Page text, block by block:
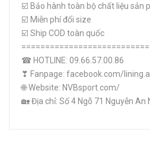
☑️ Bảo hành toàn bộ chất liệu sản
☑️ Miễn phí đổi size
☑️ Ship COD toàn quốc
☎ HOTLINE: 09.66.57.00.86
❣ Fanpage: facebook.com/
🌐 Website: NVBsport.com/
🏡 Địa chỉ: Số 4 Ngõ 71 Nguyễn An